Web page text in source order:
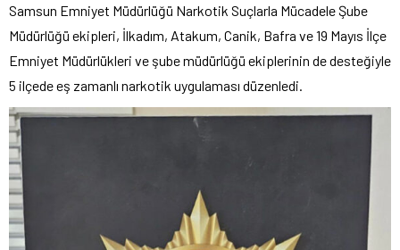
Samsun Emniyet Müdürlüğü Narkotik Suçlarla Mücadele Şube
Müdürlüğü ekipleri, İlkadım, Atakum, Canik, Bafra ve 19 Mayıs İlçe
Emniyet Müdürlükleri ve şube müdürlüğü ekiplerinin de desteğiyle
5 ilçede eş zamanlı narkotik uygulaması düzenledi.